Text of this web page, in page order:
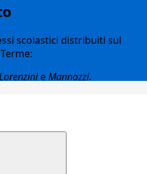
scolastici distribuiti sul
eMannozzi.